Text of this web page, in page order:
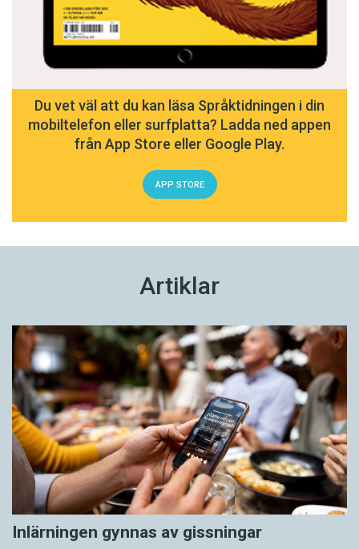
Du vet väl att du kan läsa Språktidningen i din
mobiltelefon eller surfplatta? Ladda ned appen
från App Store eller Google Play.
APP STORE
Artiklar
Inlärningen gynnas av gissningar